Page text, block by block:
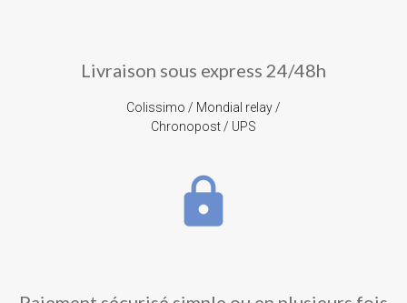
Livraison sous express 24/48h
Colissimo / Mondial relay /
Chronopost / UPS
lock